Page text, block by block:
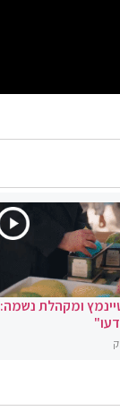
ומקהלת נשמה: